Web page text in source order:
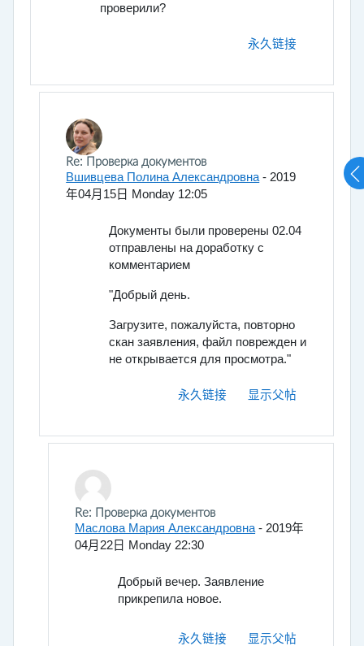
проверили?
永久链接
回复Маслова Мария Александровна
Re: Проверка документов
Вшивцева Полина Александровна - 2019
年04月15日 Monday 12:05
Документы были проверены 02.04
отправлены на доработку c
комментарием
"Добрый день.
Загрузите, пожалуйста, повторно
скан заявления, файл поврежден и
не открывается для просмотра."
永久链接 显示父帖
回复Вшивцева Полина Александровна
Re: Проверка документов
Маслова Мария Александровна - 2019年
04月22日 Monday 22:30
Добрый вечер. Заявление
прикрепила новое.
永久链接 显示父帖